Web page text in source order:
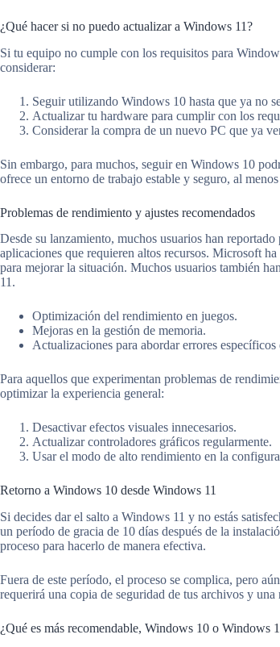
¿Qué hacer si no puedo actualizar a Windows 11?
Si tu equipo no cumple con los requisitos para
considerar:
Seguir utilizando Windows 10 hasta que ya no
Actualizar tu hardware para cumplir con los
Considerar la compra de un nuevo PC que ya
Sin embargo, para muchos, seguir en Windows 10
ofrece un entorno de trabajo estable y seguro, al
Problemas de rendimiento y ajustes recomendados
Desde su lanzamiento, muchos usuarios han
aplicaciones que requieren altos recursos. Microsoft
para mejorar la situación. Muchos usuarios también
11.
Optimización del rendimiento en juegos.
Mejoras en la gestión de memoria.
Actualizaciones para abordar errores
Para aquellos que experimentan problemas de
optimizar la experiencia general:
Desactivar efectos visuales innecesarios.
Actualizar controladores gráficos regularmente.
Usar el modo de alto rendimiento en la
Retorno a Windows 10 desde Windows 11
Si decides dar el salto a Windows 11 y no estás
un período de gracia de 10 días después de la
proceso para hacerlo de manera efectiva.
Fuera de este período, el proceso se complica, pero
requerirá una copia de seguridad de tus archivos y una
¿Qué es más recomendable, Windows 10 o Windows